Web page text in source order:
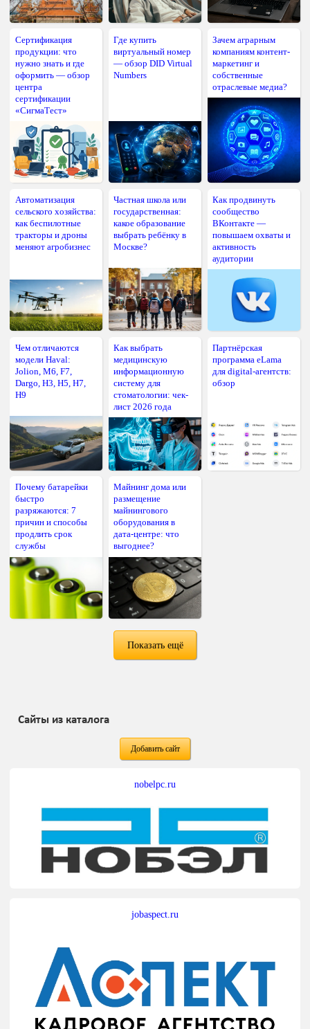
Сертификация
продукции: что
нужно знать и где
оформить — обзор
центра
сертификации
«СигмаТест»
Где купить
виртуальный номер
— обзор DID Virtual
Numbers
Зачем аграрным
компаниям контент-
маркетинг и
собственные
отраслевые медиа?
Автоматизация
сельского хозяйства:
как беспилотные
тракторы и дроны
меняют агробизнес
Частная школа или
государственная:
какое образование
выбрать ребёнку в
Москве?
Как продвинуть
сообщество
ВКонтакте —
повышаем охваты и
активность
аудитории
Чем отличаются
модели Haval:
Jolion, M6, F7,
Dargo, H3, H5, H7,
H9
Как выбрать
медицинскую
информационную
систему для
стоматологии: чек-
лист 2026 года
Партнёрская
программа eLama
для digital-агентств:
обзор
Почему батарейки
быстро
разряжаются: 7
причин и способы
продлить срок
службы
Майнинг дома или
размещение
майнингового
оборудования в
дата-центре: что
выгоднее?
Показать ещё
Сайты из каталога
Добавить сайт
nobelpc.ru
jobaspect.ru